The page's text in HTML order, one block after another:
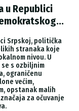
u Republici
Srpskoj, politička
stranaka koje
nivou. U
se s ozbiljnim
ograničenu
većim,
opstanak malih
za očuvanje